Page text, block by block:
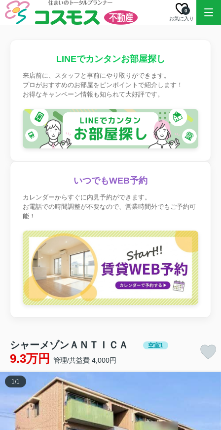
お気に入り
0
LINEでカンタンお部屋探し
来店前に、スタッフと事前にやり取りができます。
プロがおすすめのお部屋をピンポイントで紹介します！
お得なキャンペーン情報も知られて大好評です。
いつでもWEB予約
カレンダーからすぐに内見予約ができます。
お電話での時間調整が不要なので、営業時間外でもご予約可
能！
シャーメゾンＡＮＴＩＣＡ 空室1
9.3万円 管理/共益費 4,000円
1/1